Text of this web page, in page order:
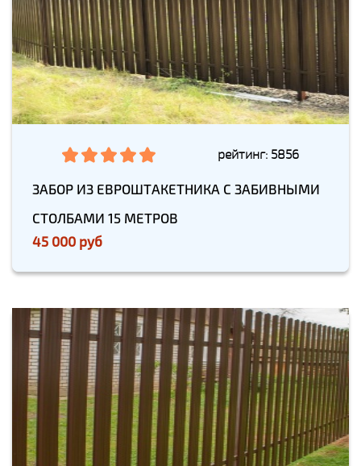
рейтинг: 5856
ЗАБОР ИЗ ЕВРОШТАКЕТНИКА С ЗАБИВНЫМИ
СТОЛБАМИ 15 МЕТРОВ
45 000 руб